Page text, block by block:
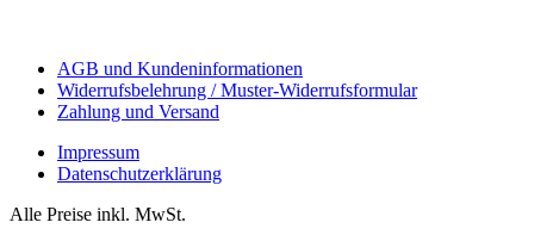
AGB und Kundeninformationen
Widerrufsbelehrung / Muster-Widerrufsformular
Zahlung und Versand
Impressum
Datenschutzerklärung
Alle Preise inkl. MwSt.